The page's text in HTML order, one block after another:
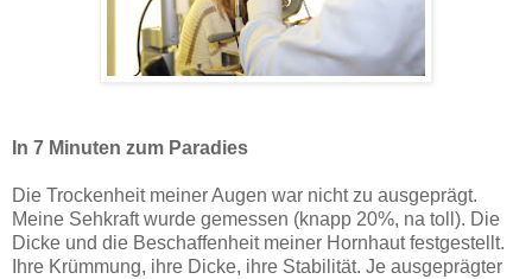
In 7 Minuten zum Paradies
Die Trockenheit meiner Augen war nicht zu ausgeprägt.
Meine Sehkraft wurde gemessen (knapp 20%, na toll). Die
Dicke und die Beschaffenheit meiner Hornhaut festgestellt.
Ihre Krümmung, ihre Dicke, ihre Stabilität. Je ausgeprägter